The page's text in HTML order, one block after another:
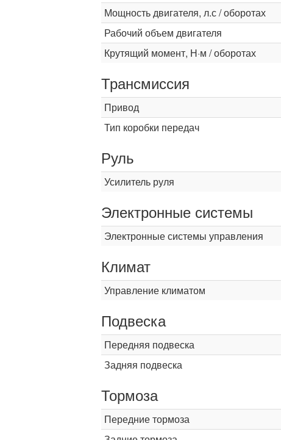
Мощность двигателя, л.с / оборотах
Рабочий объем двигателя
Крутящий момент, Н·м / оборотах
Трансмиссия
Привод
Тип коробки передач
Руль
Усилитель руля
Электронные системы
Электронные системы управления
Климат
Управление климатом
Подвеска
Передняя подвеска
Задняя подвеска
Тормоза
Передние тормоза